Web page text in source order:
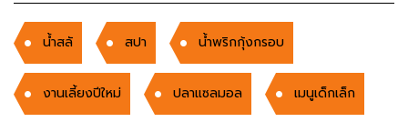
น้ำสลั สปา น้ำพริกกุ้งกรอบ
งานเลี้ยงปีใหม่ ปลาแซลมอล เมนูเด็กเล็ก